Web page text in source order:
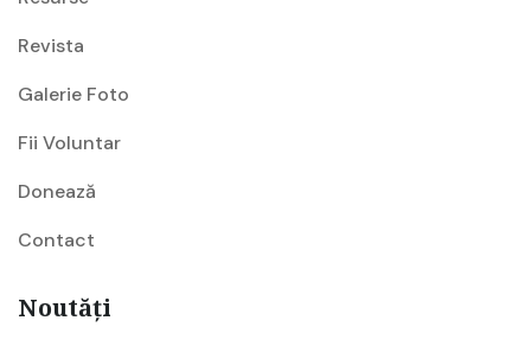
Revista
Galerie Foto
Fii Voluntar
Donează
Contact
Noutăți